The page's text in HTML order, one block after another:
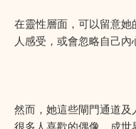
在靈性層面，可以留意
人感受，或會忽略自己內
然而，她這些閘門通道
很多人喜歡的偶像，成世